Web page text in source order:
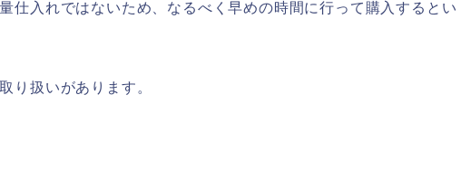
仕入れではないため、なるべく早めの時間に行って購入するとい
り扱いがあります。